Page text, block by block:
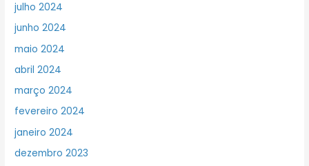
julho 2024
junho 2024
maio 2024
abril 2024
março 2024
fevereiro 2024
janeiro 2024
dezembro 2023